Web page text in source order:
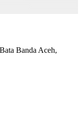
Banda Aceh,